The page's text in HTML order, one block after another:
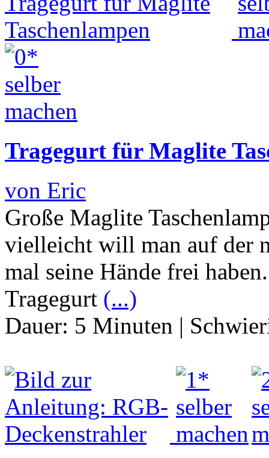
Tragegurt für Maglite
von Eric
Große Maglite
vielleicht will man auf der
mal seine Hände frei
Tragegurt (...)
Dauer: 5 Minuten |